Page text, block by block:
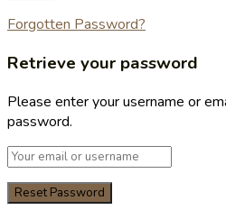
Forgotten Password?
Retrieve your password
Please enter your username or
password.